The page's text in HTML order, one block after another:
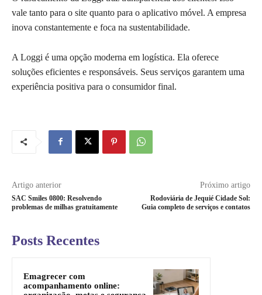
vale tanto para o site quanto para o aplicativo móvel. A empresa
inova constantemente e foca na sustentabilidade.
A Loggi é uma opção moderna em logística. Ela oferece
soluções eficientes e responsáveis. Seus serviços garantem uma
experiência positiva para o consumidor final.
Artigo anterior
SAC Smiles 0800: Resolvendo
problemas de milhas gratuitamente
Próximo artigo
Rodoviária de Jequié Cidade Sol:
Guia completo de serviços e contatos
Posts Recentes
Emagrecer com
acompanhamento online: